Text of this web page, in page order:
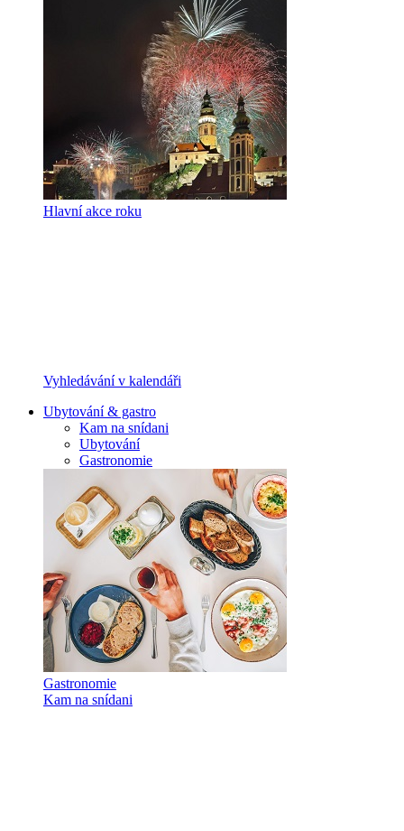
Hlavní akce roku
Vyhledávání v kalendáři
Ubytování & gastro
Kam na snídani
Ubytování
Gastronomie
Gastronomie
Kam na snídani